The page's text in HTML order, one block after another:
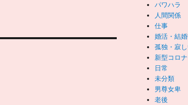
パワハラ
人間関係
仕事
婚活・結
孤独・寂
新型コロ
日常
未分類
男尊女卑
老後